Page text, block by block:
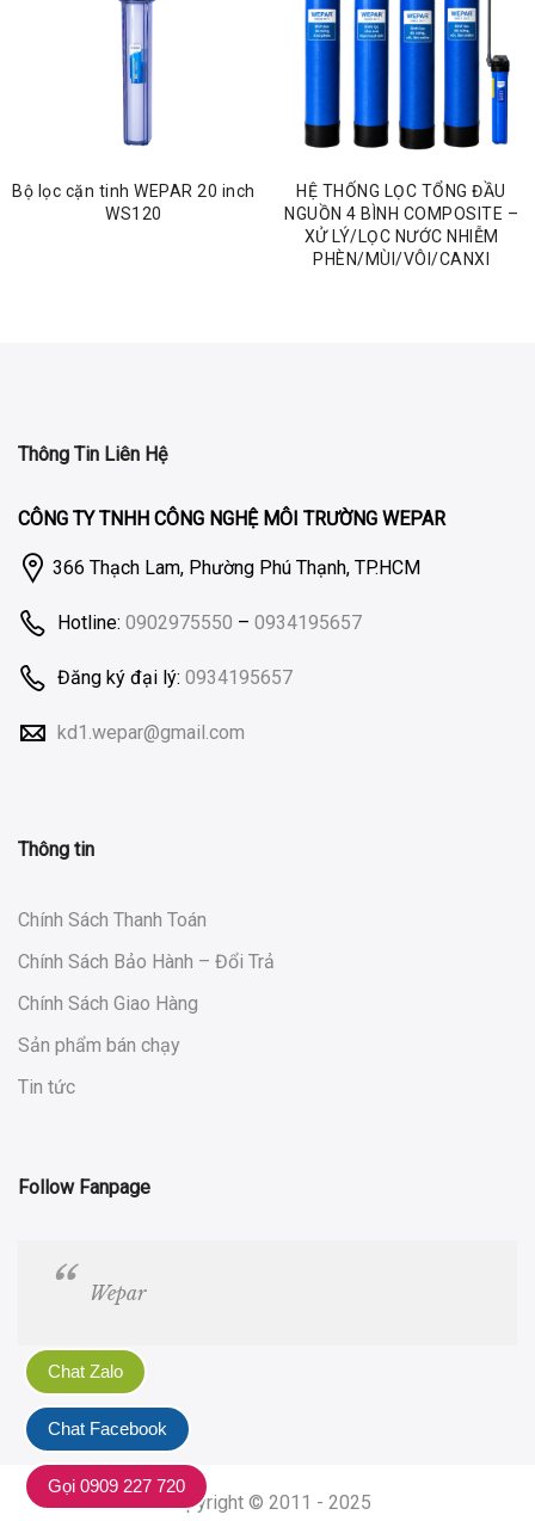
Bộ lọc cặn tinh WEPAR 20 inch
WS120
HỆ THỐNG LỌC TỔNG ĐẦU
NGUỒN 4 BÌNH COMPOSITE –
XỬ LÝ/LỌC NƯỚC NHIỄM
PHÈN/MÙI/VÔI/CANXI
Thông Tin Liên Hệ
CÔNG TY TNHH CÔNG NGHỆ MÔI TRƯỜNG WEPAR
366 Thạch Lam, Phường Phú Thạnh, TP.HCM
Hotline: 0902975550 – 0934195657
Đăng ký đại lý: 0934195657
kd1.wepar@gmail.com
Thông tin
Chính Sách Thanh Toán
Chính Sách Bảo Hành – Đổi Trả
Chính Sách Giao Hàng
Sản phẩm bán chạy
Tin tức
Follow Fanpage
Wepar
Copyright © 2011 - 2025
Chat Zalo
Chat Facebook
Gọi 0909 227 720